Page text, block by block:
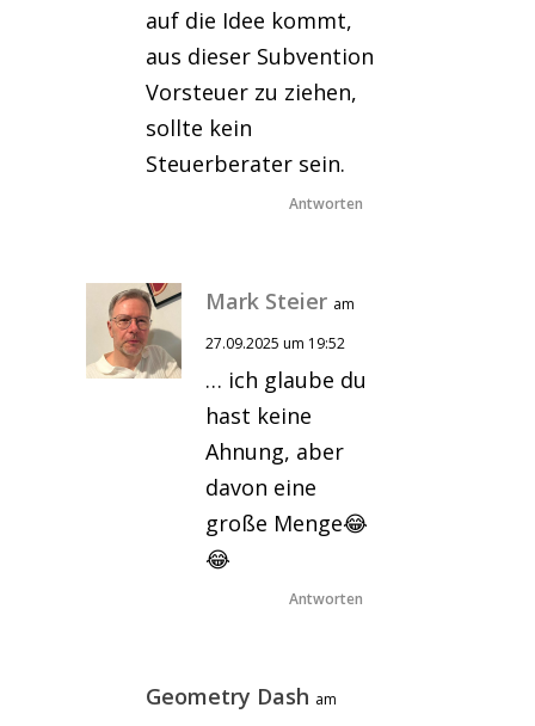
auf die Idee kommt,
aus dieser Subvention
Vorsteuer zu ziehen,
sollte kein
Steuerberater sein.
Antworten
Mark Steier am
27.09.2025 um 19:52
… ich glaube du
hast keine
Ahnung, aber
davon eine
große Menge😂
😂
Antworten
Geometry Dash am